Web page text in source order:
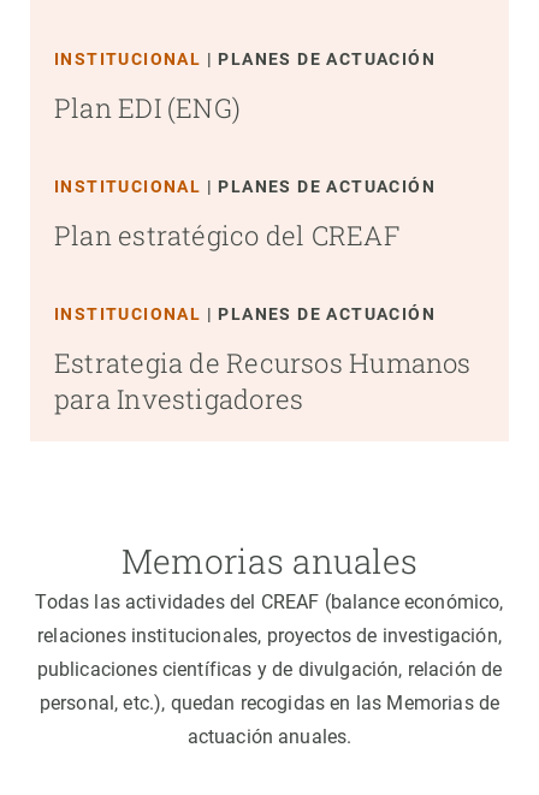
INSTITUCIONAL PLANES DE ACTUACIÓN
Plan EDI (ENG)
INSTITUCIONAL PLANES DE ACTUACIÓN
Plan estratégico del CREAF
INSTITUCIONAL PLANES DE ACTUACIÓN
Estrategia de Recursos Humanos
para Investigadores
Memorias anuales
Todas las actividades del CREAF (balance económico,
relaciones institucionales, proyectos de investigación,
publicaciones científicas y de divulgación, relación de
personal, etc.), quedan recogidas en las Memorias de
actuación anuales.